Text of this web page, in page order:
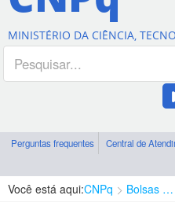
MINISTÉRIO DA CIÊNCIA,
Perguntas frequentes Central de
Você está aqui:CNPq Bolsas e Auxílios Vigentes